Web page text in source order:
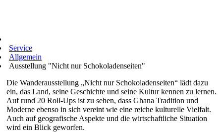
Service
Allgemein
Ausstellung "Nicht nur Schokoladenseiten"
Die Wanderausstellung „Nicht nur Schokoladenseiten“ lädt dazu
ein, das Land, seine Geschichte und seine Kultur kennen zu lernen.
Auf rund 20 Roll-Ups ist zu sehen, dass Ghana Tradition und
Moderne ebenso in sich vereint wie eine reiche kulturelle Vielfalt.
Auch auf geografische Aspekte und die wirtschaftliche Situation
wird ein Blick geworfen.